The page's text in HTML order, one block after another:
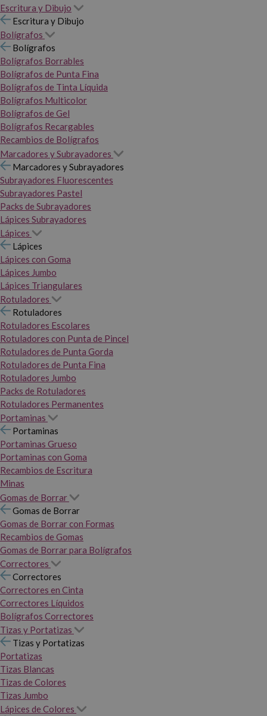
Escritura y Dibujo
Escritura y Dibujo
Bolígrafos
Bolígrafos
Bolígrafos Borrables
Bolígrafos de Punta Fina
Bolígrafos de Tinta Líquida
Bolígrafos Multicolor
Bolígrafos de Gel
Bolígrafos Recargables
Recambios de Bolígrafos
Marcadores y Subrayadores
Marcadores y Subrayadores
Subrayadores Fluorescentes
Subrayadores Pastel
Packs de Subrayadores
Lápices Subrayadores
Lápices
Lápices
Lápices con Goma
Lápices Jumbo
Lápices Triangulares
Rotuladores
Rotuladores
Rotuladores Escolares
Rotuladores con Punta de Pincel
Rotuladores de Punta Gorda
Rotuladores de Punta Fina
Rotuladores Jumbo
Packs de Rotuladores
Rotuladores Permanentes
Portaminas
Portaminas
Portaminas Grueso
Portaminas con Goma
Recambios de Escritura
Minas
Gomas de Borrar
Gomas de Borrar
Gomas de Borrar con Formas
Recambios de Gomas
Gomas de Borrar para Bolígrafos
Correctores
Correctores
Correctores en Cinta
Correctores Líquidos
Bolígrafos Correctores
Tizas y Portatizas
Tizas y Portatizas
Portatizas
Tizas Blancas
Tizas de Colores
Tizas Jumbo
Lápices de Colores